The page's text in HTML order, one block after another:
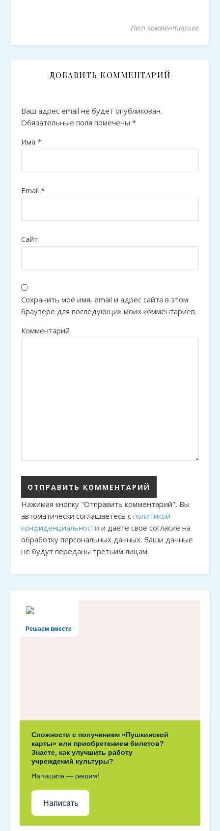
Нет комментариев
ДОБАВИТЬ КОММЕНТАРИЙ
Ваш адрес email не будет опубликован.
Обязательные поля помечены *
Имя *
Email *
Сайт
Сохранить моё имя, email и адрес сайта в этом
браузере для последующих моих комментариев.
Комментарий
Нажимая кнопку "Отправить комментарий", Вы
автоматически соглашаетесь с политикой
конфиденциальности и даете свое согласие на
обработку персональных данных. Ваши данные
не будут переданы третьим лицам.
Решаем вместе
Сложности с получением «Пушкинской
карты» или приобретением билетов?
Знаете, как улучшить работу
учреждений культуры?
Напишите — решим!
Написать